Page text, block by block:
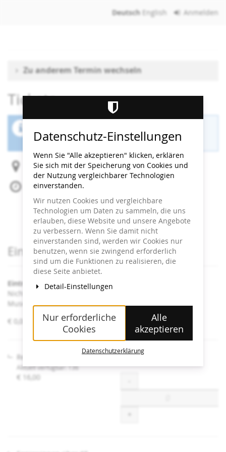
Deutsch English Anmelden
Zu anderem Termin wechseln
Tickets
ist beendet.
Heidi Horten Collection
Do, 4. Juni 2026
Beginn:
15:30 Uhr
Ende:16:00Uhr
Zum Kalender hinzufügen
Produkte
Eintrittskarten
Eintritt Heidi Horten Collection
Nicht angeführte Ermäßigungen sind an der Kassa im
Museum erhältlich.
von
€ 0,00 – € 16,00
Regulär
Aktuell verfügbar: 136
€ 16,00
Datenschutz-Einstellungen
Wenn Sie "Alle akzeptieren" klicken, erklären
Sie sich mit der Speicherung von Cookies und
der Nutzung vergleichbarer Technologien
einverstanden.
Wir nutzen Cookies und vergleichbare
Technologien um Daten zu sammeln, die uns
erlauben, diese Website und unsere Angebote
zu verbessern. Wenn Sie damit nicht
einverstanden sind, werden wir Cookies nur
benutzen, wenn sie zwingend erforderlich
sind um die Funktionen zu realisieren, die
diese Seite anbietet.
Detail-Einstellungen
Nur erforderliche
Cookies
Alle
akzeptieren
Datenschutzerklärung